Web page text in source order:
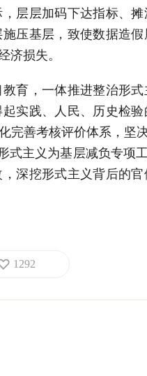
层层加码下达指标、
压基层，致使数据造
济损失。
育，一体推进整治形
实践、人民、历史检
善考核评价体系，坚
主义为基层减负专项
深挖形式主义背后的
1292